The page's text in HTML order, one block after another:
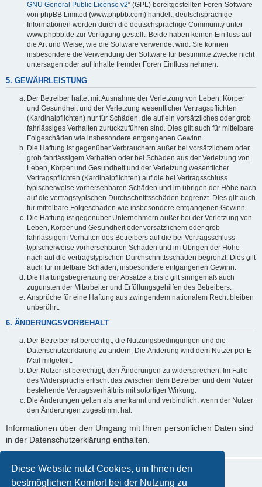
Diese Website nutzt Cookies, um Ihnen den
bestmöglichen Komfort bei der Nutzung zu
GNU General Public License v2“ (GPL) bereitgestellten Foren-Software
von phpBB Limited (www.phpbb.com) handelt; deutschsprachige
Informationen werden durch die deutschsprachige Community unter
www.phpbb.de zur Verfügung gestellt. Beide haben keinen Einfluss auf
die Art und Weise, wie die Software verwendet wird. Sie können
insbesondere die Verwendung der Software für bestimmte Zwecke nicht
untersagen oder auf Inhalte fremder Foren Einfluss nehmen.
5. GEWÄHRLEISTUNG
Der Betreiber haftet mit Ausnahme der Verletzung von Leben, Körper
und Gesundheit und der Verletzung wesentlicher Vertragspflichten
(Kardinalpflichten) nur für Schäden, die auf ein vorsätzliches oder grob
fahrlässiges Verhalten zurückzuführen sind. Dies gilt auch für mittelbare
Folgeschäden wie insbesondere entgangenen Gewinn.
Die Haftung ist gegenüber Verbrauchern außer bei vorsätzlichem oder
grob fahrlässigem Verhalten oder bei Schäden aus der Verletzung von
Leben, Körper und Gesundheit und der Verletzung wesentlicher
Vertragspflichten (Kardinalpflichten) auf die bei Vertragsschluss
typischerweise vorhersehbaren Schäden und im übrigen der Höhe nach
auf die vertragstypischen Durchschnittsschäden begrenzt. Dies gilt auch
für mittelbare Folgeschäden wie insbesondere entgangenen Gewinn.
Die Haftung ist gegenüber Unternehmern außer bei der Verletzung von
Leben, Körper und Gesundheit oder vorsätzlichem oder grob
fahrlässigem Verhalten des Betreibers auf die bei Vertragsschluss
typischerweise vorhersehbaren Schäden und im Übrigen der Höhe
nach auf die vertragstypischen Durchschnittsschäden begrenzt. Dies gilt
auch für mittelbare Schäden, insbesondere entgangenen Gewinn.
Die Haftungsbegrenzung der Absätze a bis c gilt sinngemäß auch
zugunsten der Mitarbeiter und Erfüllungsgehilfen des Betreibers.
Ansprüche für eine Haftung aus zwingendem nationalem Recht bleiben
unberührt.
6. ÄNDERUNGSVORBEHALT
Der Betreiber ist berechtigt, die Nutzungsbedingungen und die
Datenschutzerklärung zu ändern. Die Änderung wird dem Nutzer per E-
Mail mitgeteilt.
Der Nutzer ist berechtigt, den Änderungen zu widersprechen. Im Falle
des Widerspruchs erlischt das zwischen dem Betreiber und dem Nutzer
bestehende Vertragsverhältnis mit sofortiger Wirkung.
Die Änderungen gelten als anerkannt und verbindlich, wenn der Nutzer
den Änderungen zugestimmt hat.
Informationen über den Umgang mit Ihren persönlichen Daten sind
in der Datenschutzerklärung enthalten.